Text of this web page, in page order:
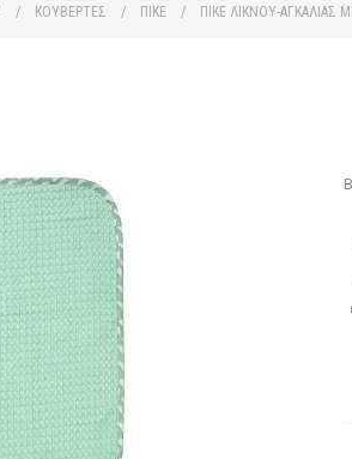
/ ΚΟΥΒΕΡΤΕΣ / ΠΙΚΕ / ΠΙΚΕ ΛΙΚΝΟΥ-ΑΓΚΑΛΙΑΣ